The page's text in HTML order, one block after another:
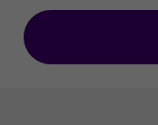
לדוג, לטפס,
וליהנות